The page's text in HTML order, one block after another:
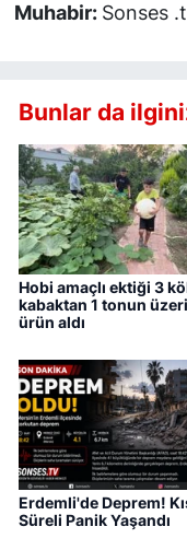
Muhabir: Sonses
Bunlar da
Hobi amaçlı ektiği 3
kabaktan 1 tonun
ürün aldı
Erdemli'de Deprem!
Süreli Panik Yaşandı